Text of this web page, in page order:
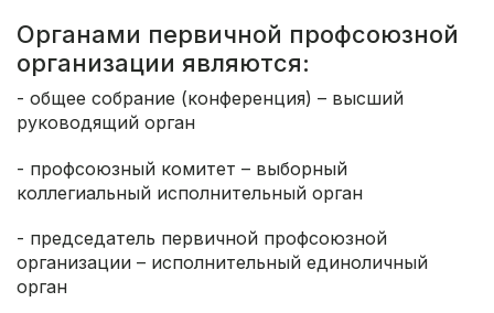
Органами первичной профсоюзной
организации являются:
- общее собрание (конференция) – высший
руководящий орган
- профсоюзный комитет – выборный
коллегиальный исполнительный орган
- председатель первичной профсоюзной
организации – исполнительный единоличный
орган